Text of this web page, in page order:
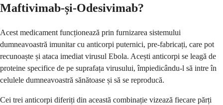
Maftivimab-și-Odesivimab?
Acest medicament funcționează prin furnizarea sistemului
dumneavoastră imunitar cu anticorpi puternici, pre-fabricați, care pot
recunoaște și ataca imediat virusul Ebola. Acești anticorpi se leagă de
proteine specifice de pe suprafața virusului, împiedicându-l să intre în
celulele dumneavoastră sănătoase și să se reproducă.
Cei trei anticorpi diferiți din această combinație vizează fiecare părți